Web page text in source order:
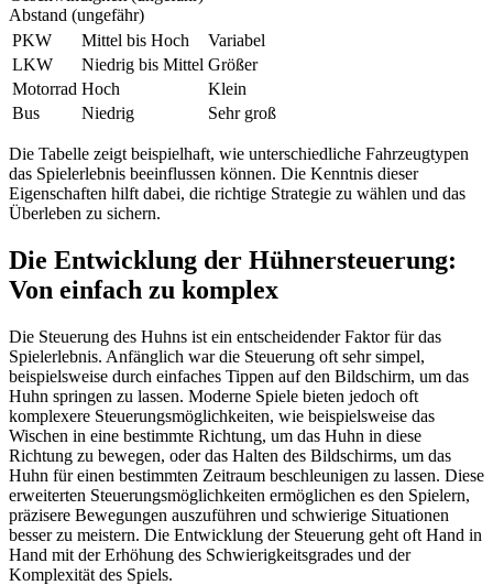
Abstand (ungefähr)
PKW
Mittel bis Hoch
Variabel
LKW
Niedrig bis Mittel Größer
Motorrad Hoch
Klein
Bus
Niedrig Sehr groß
Die Tabelle zeigt beispielhaft, wie unterschiedliche Fahrzeugtypen
das Spielerlebnis beeinflussen können. Die Kenntnis dieser
Eigenschaften hilft dabei, die richtige Strategie zu wählen und das
Überleben zu sichern.
Die Entwicklung der Hühnersteuerung:
Von einfach zu komplex
Die Steuerung des Huhns ist ein entscheidender Faktor für das
Spielerlebnis. Anfänglich war die Steuerung oft sehr simpel,
beispielsweise durch einfaches Tippen auf den Bildschirm, um das
Huhn springen zu lassen. Moderne Spiele bieten jedoch oft
komplexere Steuerungsmöglichkeiten, wie beispielsweise das
Wischen in eine bestimmte Richtung, um das Huhn in diese
Richtung zu bewegen, oder das Halten des Bildschirms, um das
Huhn für einen bestimmten Zeitraum beschleunigen zu lassen. Diese
erweiterten Steuerungsmöglichkeiten ermöglichen es den Spielern,
präzisere Bewegungen auszuführen und schwierige Situationen
besser zu meistern. Die Entwicklung der Steuerung geht oft Hand in
Hand mit der Erhöhung des Schwierigkeitsgrades und der
Komplexität des Spiels.